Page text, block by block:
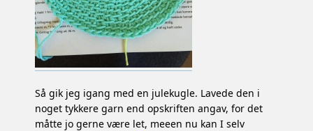
Så gik jeg igang med en julekugle. Lavede den i
noget tykkere garn end opskriften angav, for det
måtte jo gerne være let, meeen nu kan I selv